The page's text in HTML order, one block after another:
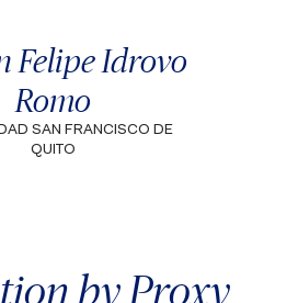
Felipe Idrovo
Romo
SAN FRANCISCO DE
QUITO
by Proxy